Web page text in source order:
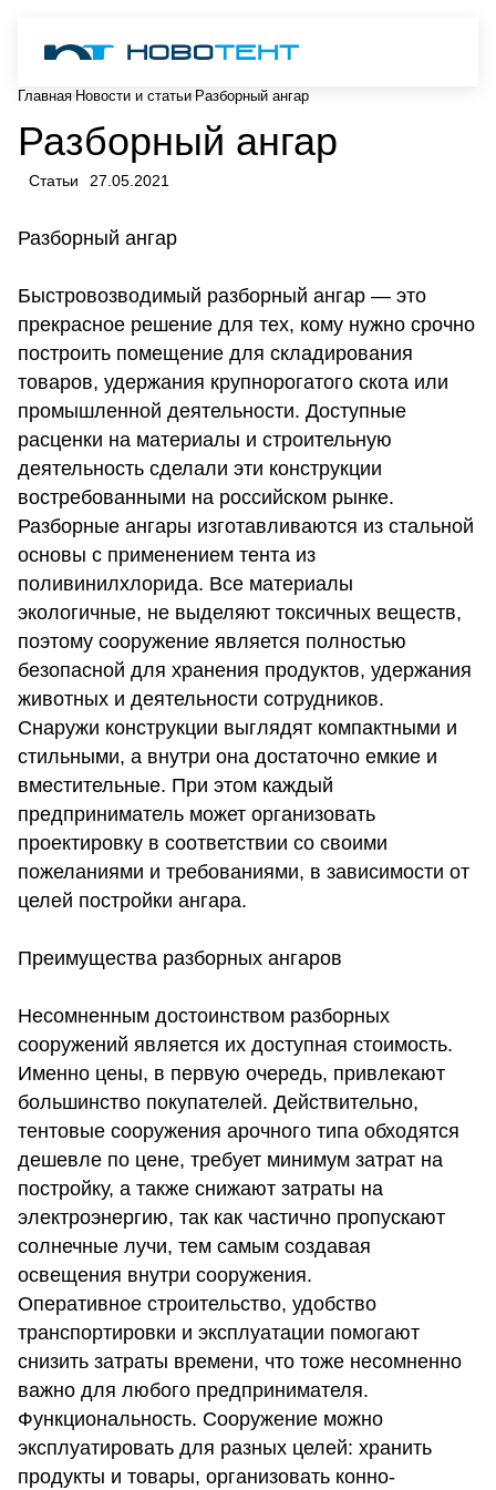
Главная Новости и статьи Разборный ангар
Разборный ангар
Статьи 27.05.2021
Разборный ангар
Быстровозводимый разборный ангар — это
прекрасное решение для тех, кому нужно срочно
построить помещение для складирования
товаров, удержания крупнорогатого скота или
промышленной деятельности. Доступные
расценки на материалы и строительную
деятельность сделали эти конструкции
востребованными на российском рынке.
Разборные ангары изготавливаются из стальной
основы с применением тента из
поливинилхлорида. Все материалы
экологичные, не выделяют токсичных веществ,
поэтому сооружение является полностью
безопасной для хранения продуктов, удержания
животных и деятельности сотрудников.
Снаружи конструкции выглядят компактными и
стильными, а внутри она достаточно емкие и
вместительные. При этом каждый
предприниматель может организовать
проектировку в соответствии со своими
пожеланиями и требованиями, в зависимости от
целей постройки ангара.
Преимущества разборных ангаров
Несомненным достоинством разборных
сооружений является их доступная стоимость.
Именно цены, в первую очередь, привлекают
большинство покупателей. Действительно,
тентовые сооружения арочного типа обходятся
дешевле по цене, требует минимум затрат на
постройку, а также снижают затраты на
электроэнергию, так как частично пропускают
солнечные лучи, тем самым создавая
освещения внутри сооружения.
Оперативное строительство, удобство
транспортировки и эксплуатации помогают
снизить затраты времени, что тоже несомненно
важно для любого предпринимателя.
Функциональность. Сооружение можно
эксплуатировать для разных целей: хранить
продукты и товары, организовать конно-